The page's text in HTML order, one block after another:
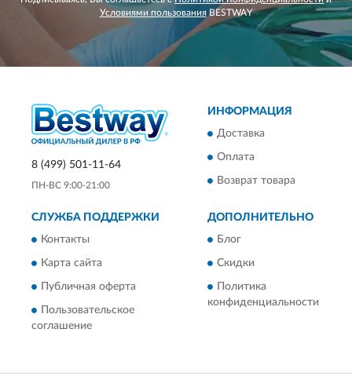
Условиями пользованияBESTWAY
8 (499) 501-11-64
ПН-ВС 9:00-21:00
ИНФОРМАЦИЯ
Доставка
Оплата
Возврат товара
СЛУЖБА ПОДДЕРЖКИ
Контакты
Карта сайта
Публичная оферта
Пользовательское
соглашение
ДОПОЛНИТЕЛЬНО
Блог
Скидки
Политика
конфиденциальности